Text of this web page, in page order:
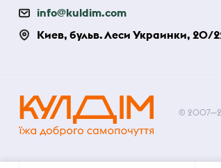
info@kuldim.com
Киев, бульв. Леси Украинки, 20/
©